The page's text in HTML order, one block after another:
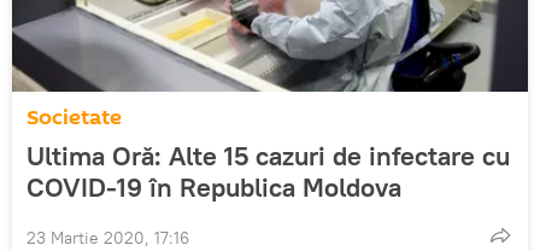
Societate
Ultima Oră: Alte 15 cazuri de infectare cu
COVID-19 în Republica Moldova
23 Martie 2020, 17:16